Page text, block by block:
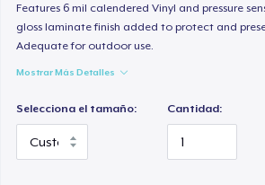
Features 6 mil calendered Vinyl and pressure
gloss laminate finish added to protect and
Adequate for outdoor use.
Mostrar Más Detalles
Selecciona el tamaño: Cantidad: